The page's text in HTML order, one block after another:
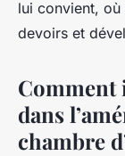
lui convient,
devoirs et
Comment
dans
chambre